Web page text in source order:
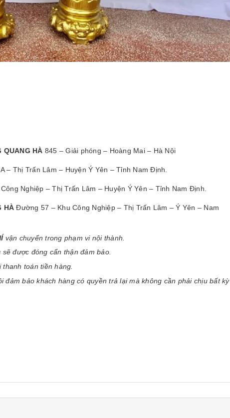
HÀ 845 – Giải phóng – Hoàng Mai – Hà Nội
– Thị Trấn Lâm – Huyện Ý Yên – Tỉnh Nam Định.
Công Nghiệp – Thị Trấn Lâm – Huyện Ý Yên – Tỉnh Nam Định.
HÀ Đường 57 – Khu Công Nghiệp – Thị Trấn Lâm – Ý Yên – Nam
vận chuyển trong phạm vi nội thành.
được đóng cẩn thận đảm bảo.
toán tiền hàng.
bảo khách hàng có quyền trả lại mà không cần phải chịu bất kỳ